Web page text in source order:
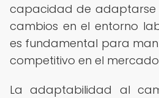
capacidad de adaptarse
cambios en el entorno
es fundamental para
competitivo en el
La adaptabilidad al